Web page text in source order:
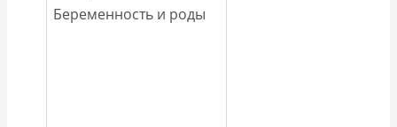
Беременность и роды